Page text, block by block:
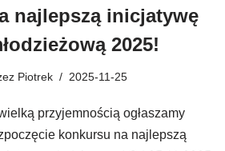
najlepszą inicjatywę
2025!
Piotrek 2025-11-25
przyjemnością ogłaszamy
konkursu na najlepszą